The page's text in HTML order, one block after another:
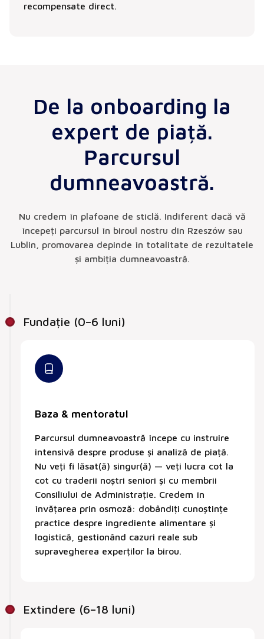
recompensate direct.
De la onboarding la
expert de piață.
Parcursul
dumneavoastră.
Nu credem în plafoane de sticlă. Indiferent dacă vă
începeți parcursul în biroul nostru din Rzeszów sau
Lublin, promovarea depinde în totalitate de rezultatele
și ambiția dumneavoastră.
Fundație (0–6 luni)
Baza & mentoratul
Parcursul dumneavoastră începe cu instruire
intensivă despre produse și analiză de piață.
Nu veți fi lăsat(ă) singur(ă) — veți lucra cot la
cot cu traderii noștri seniori și cu membrii
Consiliului de Administrație. Credem în
învățarea prin osmoză: dobândiți cunoștințe
practice despre ingrediente alimentare și
logistică, gestionând cazuri reale sub
supravegherea experților la birou.
Extindere (6–18 luni)